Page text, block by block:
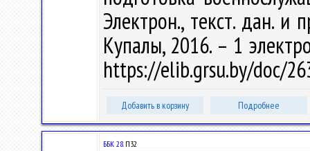
Электрон., текст. дан. и
Купалы, 2016. – 1
https://elib.grsu.by/doc/
Добавить в корзину Подробнее
ББК 28.П32